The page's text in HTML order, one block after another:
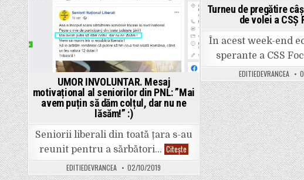
Bachus,
pentru
care
s-
au
500.000
de
euro!
in
UMOR INVOLUNTAR. Mesaj
motivațional al seniorilor din PNL: ”Mai
avem puțin să dăm colțul, dar nu ne
lăsăm!” :)
Seniorii liberali din toată țara s-au
reunit pentru a sărbători… CiteșteUMOR
INVOLUNTAR.
Mesaj
motivațional
EDITIEDEVRANCEA 02/10/2019
Posted
Turneu de pregătire
de volei a CSȘ
În acest week-end
sperante a CSS
EDITIEDEVRANCEA